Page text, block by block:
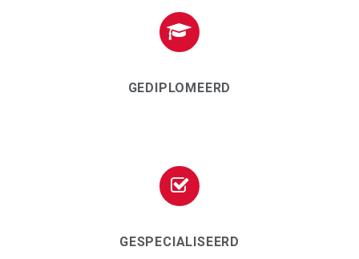


GEDIPLOMEERD


GESPECIALISEERD